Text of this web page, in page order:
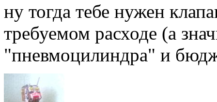
ну тогда тебе нужен
требуемом расходе (а
"пневмоцилиндра" и